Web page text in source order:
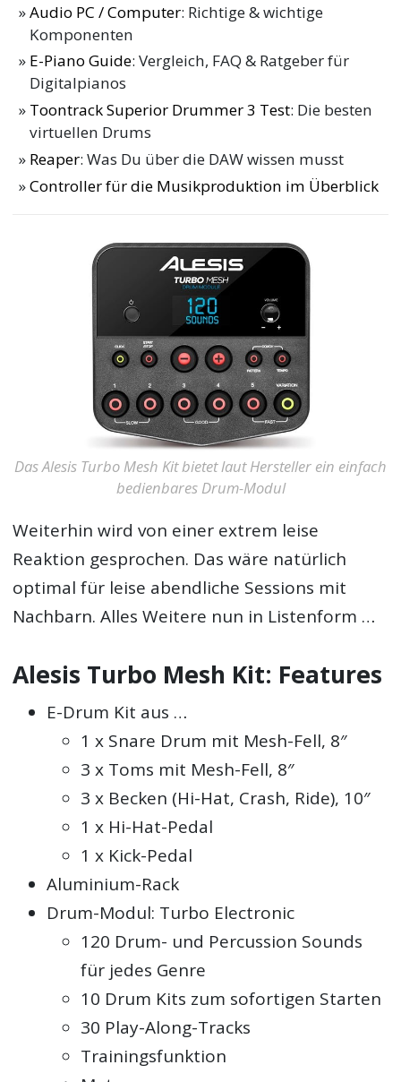
Audio PC / Computer: Richtige & wichtige
Komponenten
E-Piano Guide: Vergleich, FAQ & Ratgeber für
Digitalpianos
Toontrack Superior Drummer 3 Test: Die besten
virtuellen Drums
Reaper: Was Du über die DAW wissen musst
Controller für die Musikproduktion im Überblick
Das Alesis Turbo Mesh Kit bietet laut Hersteller ein einfach
bedienbares Drum-Modul
Weiterhin wird von einer extrem leise
Reaktion gesprochen. Das wäre natürlich
optimal für leise abendliche Sessions mit
Nachbarn. Alles Weitere nun in Listenform …
Alesis Turbo Mesh Kit: Features
E-Drum Kit aus …
1 x Snare Drum mit Mesh-Fell, 8″
3 x Toms mit Mesh-Fell, 8″
3 x Becken (Hi-Hat, Crash, Ride), 10″
1 x Hi-Hat-Pedal
1 x Kick-Pedal
Aluminium-Rack
Drum-Modul: Turbo Electronic
120 Drum- und Percussion Sounds
für jedes Genre
10 Drum Kits zum sofortigen Starten
30 Play-Along-Tracks
Trainingsfunktion